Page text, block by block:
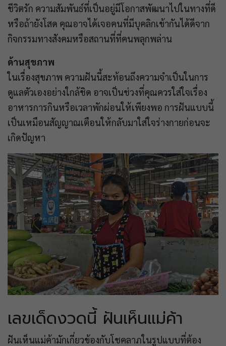
ชีวิตรัก ความสัมพันธ์ที่เป็นอยู่มีโอกาสพัฒนาไปในทางที่ดี
หรือถ้ายังโสด คุณอาจได้เจอคนที่มีบุคลิกเข้ากันได้ดีจาก
กิจกรรมทางสังคมหรือสถานที่ที่คนพลุกพล่าน
ด้านสุขภาพ
ในเรื่องสุขภาพ ความฝันนี้สะท้อนถึงความจำเป็นในการ
ดูแลตัวเองอย่างใกล้ชิด อาจเป็นช่วงที่คุณควรใส่ใจเรื่อง
อาหารการกินหรือเวลาพักผ่อนให้เพียงพอ การฝันแบบนี้
เป็นเหมือนสัญญาณเตือนให้กลับมาใส่ใจร่างกายก่อนจะ
เกิดปัญหา
เลขเด็ดงวดนี้ ฝันเห็นแม่ค้า
ฝันเห็นแม่ค้ามักเกี่ยวข้องกับโชคลาภในรูปแบบที่ต้อง